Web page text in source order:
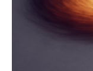
Energie in
ausgedrückt,